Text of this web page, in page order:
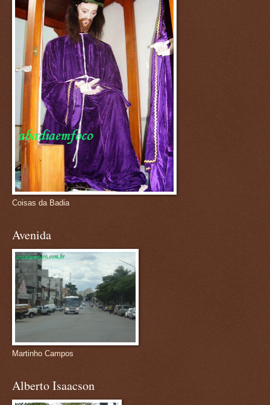
Coisas da Badia
Avenida
Martinho Campos
Alberto Isaacson